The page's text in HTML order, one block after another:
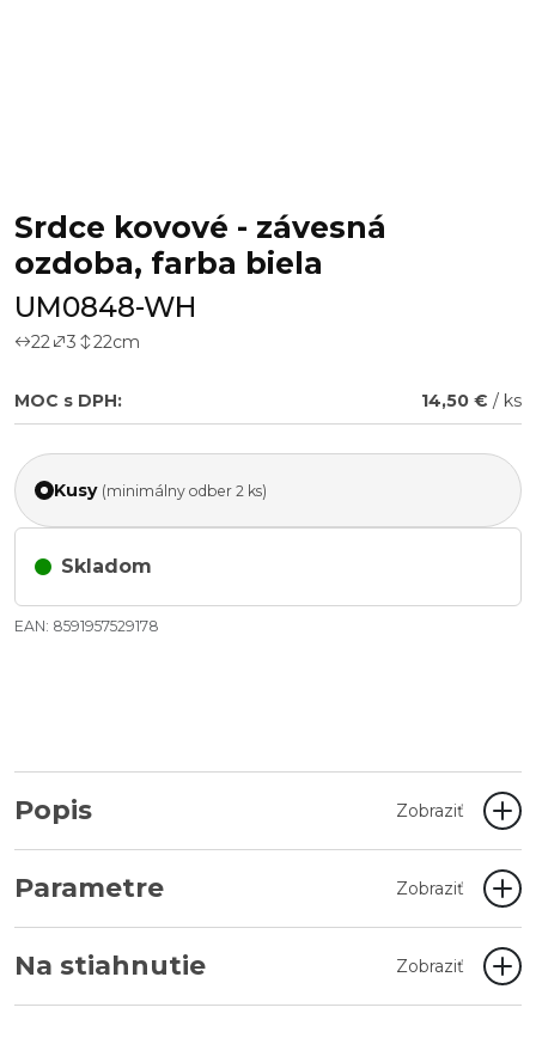
Srdce kovové - závesná
ozdoba, farba biela
UM0848-WH
22 3 22cm
MOC s DPH: 14,50 € / ks
Kusy (minimálny odber 2 ks)
Skladom
EAN: 8591957529178
Popis Zobraziť
Parametre Zobraziť
Na stiahnutie Zobraziť